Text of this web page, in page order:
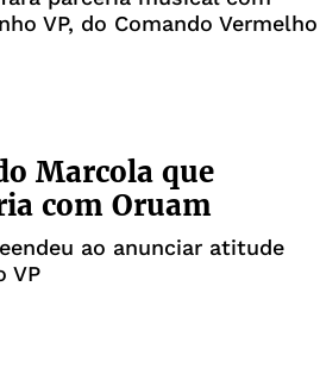
VP, do Comando Vermelho
Marcola que
com Oruam
ao anunciar atitude
VP